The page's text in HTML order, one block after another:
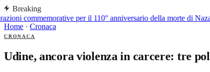
Breaking
commemorative per il 110° anniversario della morte di
Home · Cronaca
CRONACA
Udine, ancora violenza in carcere: tre